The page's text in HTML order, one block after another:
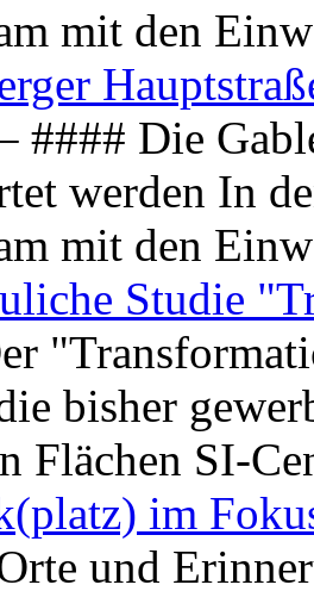
mit den
#### Die
werden In
mit den
Studie
bisher
Flächen SI-
im
und